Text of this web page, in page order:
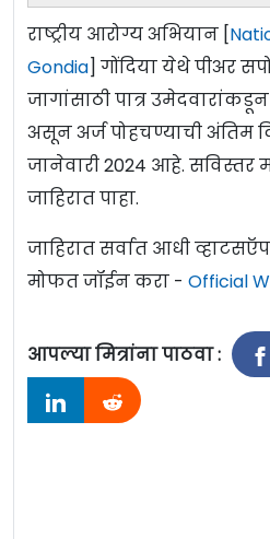
राष्ट्रीय आरोग्य अभियान [
Gondia] गोंदिया येथे पीअर
जागांसाठी पात्र
असून अर्ज पोहचण्याची अंतिम
जानेवारी 2024 आहे. सविस्तर
जाहिरात पाहा.
जाहिरात सर्वात आधी
मोफत जॉईन करा - Official
आपल्या मित्रांना पाठवा :